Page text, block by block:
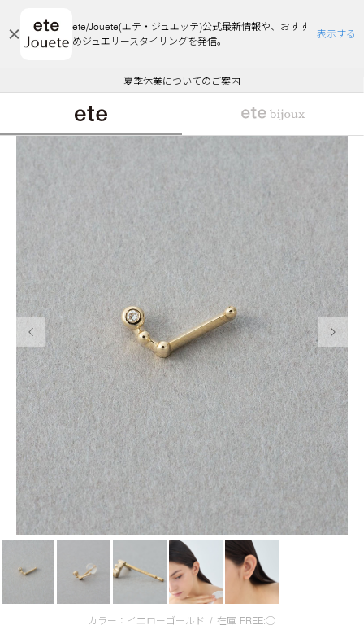
ete/Jouete(エテ・ジュエッテ)公式最新情報や、おすす
めジュエリースタイリングを発信。
表示する
エコラッピング及びエコポイント付与のご案内
ご注文いただいたお品物のお届け状況について
夏季休業についてのご案内
WEB Limited Items >>
採用のご案内
悪質な偽サイトにご注意ください
エコラッピング及びエコポイント付与のご案内
ご注文いただいたお品物のお届け状況について
前の画像
カラー：イエローゴールド / 在庫 FREE:◯